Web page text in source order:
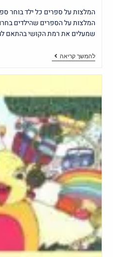
המלצות על ספרים כל ילד בוחר
שמעלים את רמת הקושי בהתאם
להמשך קריאה